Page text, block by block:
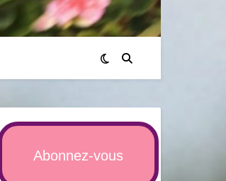
Abonnez-vous